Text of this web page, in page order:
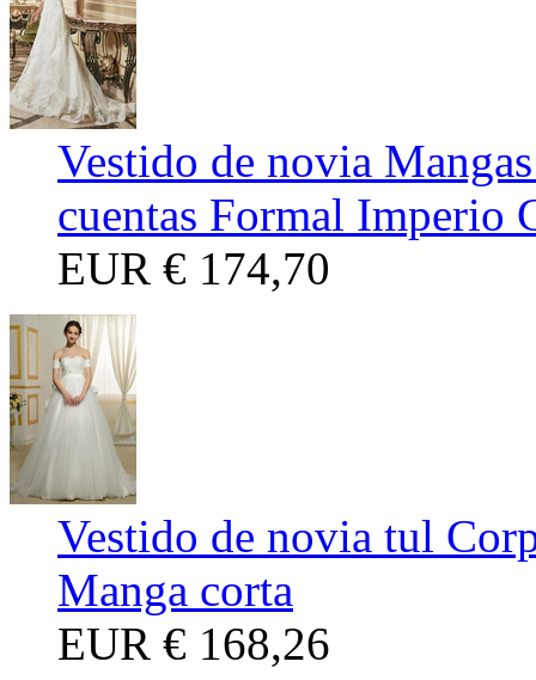
Vestido de novia
cuentas Formal Imperio
EUR € 174,70
Vestido de novia tul
Manga corta
EUR € 168,26